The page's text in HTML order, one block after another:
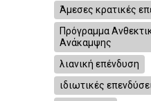
Άμεσες κρατικές
Πρόγραμμα
Ανάκαμψης
λιανική επένδυση
ιδιωτικές